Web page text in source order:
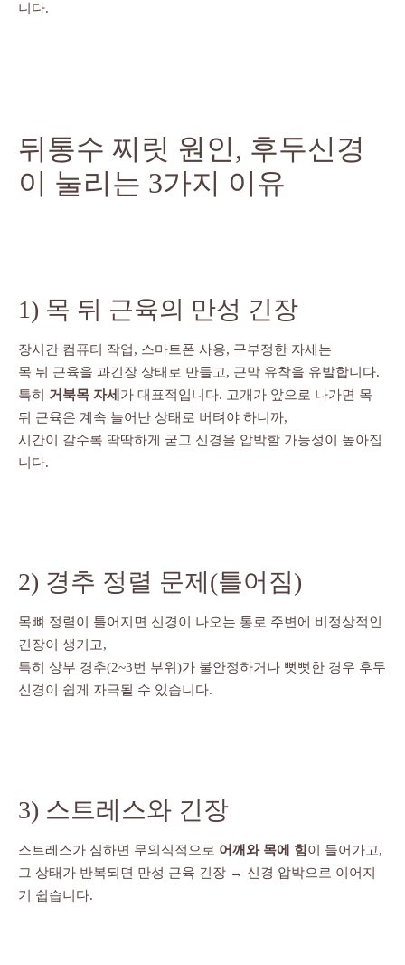
니다.
뒤통수 찌릿 원인, 후두신경
이 눌리는 3가지 이유
1) 목 뒤 근육의 만성 긴장
장시간 컴퓨터 작업, 스마트폰 사용, 구부정한 자세는
목 뒤 근육을 과긴장 상태로 만들고, 근막 유착을 유발합니다.
특히 거북목 자세 가 대표적입니다. 고개가 앞으로 나가면 목
뒤 근육은 계속 늘어난 상태로 버텨야 하니까,
시간이 갈수록 딱딱하게 굳고 신경을 압박할 가능성이 높아집
니다.
2) 경추 정렬 문제(틀어짐)
목뼈 정렬이 틀어지면 신경이 나오는 통로 주변에 비정상적인
긴장이 생기고,
특히 상부 경추(2~3번 부위)가 불안정하거나 뻣뻣한 경우 후두
신경이 쉽게 자극될 수 있습니다.
3) 스트레스와 긴장
스트레스가 심하면 무의식적으로 어깨와 목에 힘이 들어가고,
그 상태가 반복되면 만성 근육 긴장 → 신경 압박으로 이어지
기 쉽습니다.